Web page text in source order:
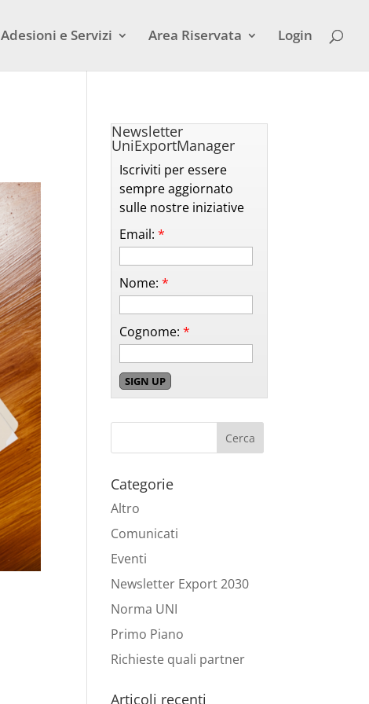
Adesioni e Servizi Area Riservata Login
Newsletter
UniExportManager
Iscriviti per essere
sempre aggiornato
sulle nostre iniziative
Email:*
Nome:*
Cognome:*
Categorie
Altro
Comunicati
Eventi
Newsletter Export 2030
Norma UNI
Primo Piano
Richieste quali partner
Articoli recenti